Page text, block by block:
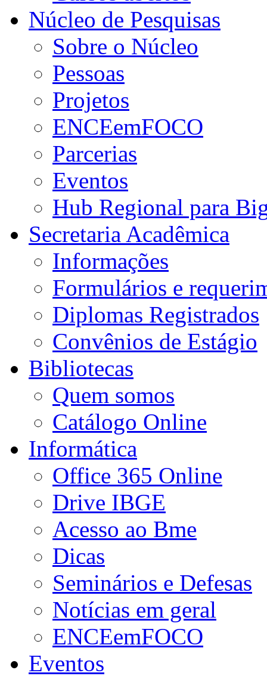
Núcleo de Pesquisas
Sobre o Núcleo
Pessoas
Projetos
ENCEemFOCO
Parcerias
Eventos
Hub Regional para
Secretaria Acadêmica
Informações
Formulários e
Diplomas Registrados
Convênios de Estágio
Bibliotecas
Quem somos
Catálogo Online
Informática
Office 365 Online
Drive IBGE
Acesso ao Bme
Dicas
Seminários e Defesas
Notícias em geral
ENCEemFOCO
Eventos